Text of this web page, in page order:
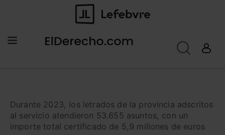
Durante 2023, los letrados de la provincia adscritos
al servicio atendieron 53.655 asuntos, con un
importe total certificado de 5,9 millones de euros